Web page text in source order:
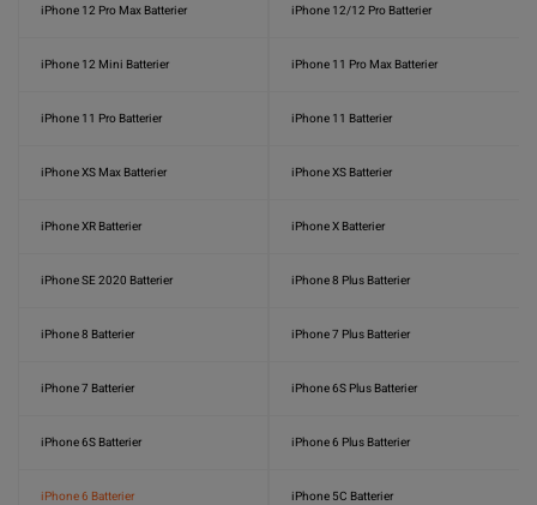
iPhone 12 Pro Max Batterier iPhone 12/12 Pro Batterier
iPhone 12 Mini Batterier iPhone 11 Pro Max Batterier
iPhone 11 Pro Batterier iPhone 11 Batterier
iPhone XS Max Batterier iPhone XS Batterier
iPhone XR Batterier iPhone X Batterier
iPhone SE 2020 Batterier iPhone 8 Plus Batterier
iPhone 8 Batterier iPhone 7 Plus Batterier
iPhone 7 Batterier iPhone 6S Plus Batterier
iPhone 6S Batterier iPhone 6 Plus Batterier
iPhone 6 Batterier iPhone 5C Batterier